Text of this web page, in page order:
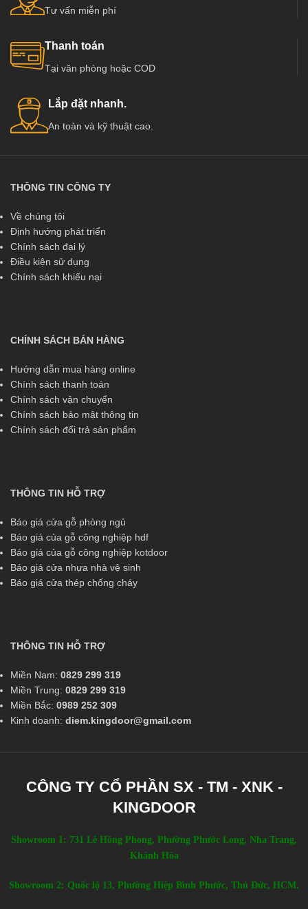
Tư vấn miễn phí
Thanh toán
Tại văn phòng hoặc COD
Lắp đặt nhanh.
An toàn và kỹ thuật cao.
THÔNG TIN CÔNG TY
Về chúng tôi
Định hướng phát triển
Chính sách đại lý
Điều kiện sử dụng
Chính sách khiếu nại
CHÍNH SÁCH BÁN HÀNG
Hướng dẫn mua hàng online
Chính sách thanh toán
Chính sách vận chuyển
Chính sách bảo mật thông tin
Chính sách đổi trả sản phẩm
THÔNG TIN HỖ TRỢ
Báo giá cửa gỗ phòng ngủ
Báo giá của gỗ công nghiệp hdf
Báo giá của gỗ công nghiệp kotdoor
Báo giá cửa nhựa nhà vệ sinh
Báo giá cửa thép chống cháy
THÔNG TIN HỖ TRỢ
Miền Nam: 0829 299 319
Miền Trung: 0829 299 319
Miền Bắc: 0989 252 309
Kinh doanh: diem.kingdoor@gmail.com
CÔNG TY CỔ PHẦN SX - TM - XNK -
KINGDOOR
Showroom 1: 731 Lê Hồng Phong, Phường Phước Long, Nha Trang,
Khánh Hòa
Showroom 2: Quốc lộ 13, Phường Hiệp Bình Phước, Thủ Đức, HCM.